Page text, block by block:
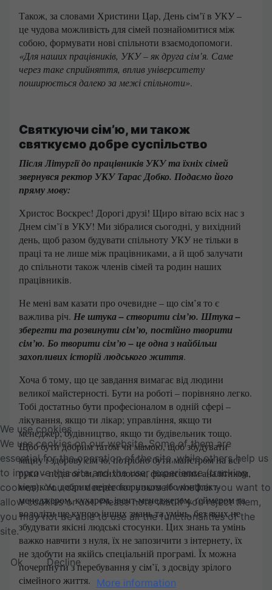
Також, за словами Христини Цар, День сімʼї в УКУ –
це чудова можливість для сімей познайомитися між
собою, формувати нові спільноти взаємодопомоги.
«Для наших працівників, УКУ – як друга сім’я. Саме
через таке сприйняття, вплив університету
поширюється далеко за межі спільноти».
Святкуючи сім’ю, ми також
святкуємо добре суспільство
Після Літургії до працівників УКУ та їхніх сімей
звернувся ректор УКУ Тарас Добко. Подаємо його
пряму мову:
Христос Воскрес! Дорогі друзі! Щиро вітаю всіх нас з
Днем сім’ї в УКУ! Ми зібралися сьогодні, у вихідний
день, щоб разом будувати спільноту УКУ не тільки в
праці та не лише між працівниками, а й щоб залучати
до спільноти також членів сімей та родин наших
працівників.
Не мені вам казати про очевидне – що сім’я то є
важлива річ. Не штука – створити сім’ю. Штука –
зберегти та розвинути сім’ю, постійно творити
сім’ю. Бо творити сім’ю – це одна з найбільш
захопливих історій людського життя.
Хоча б тому, що це завдання вимагає від людини
великої майстерності. Бути на роботі – порівняно легко.
Тобі достатньо бути професіоналом в одній сфері –
лікування, якщо ти лікар; управління, якщо ти
менеджер; будівництво, якщо ти будівельник тощо.
Щоб бути добрим татом чи мамою, щоб збудувати
міцну і здорову сім’ю, потрібно бути майстром на всі
руки – педагогом, психологом, фінансовим аналітиком,
медиком, добрим переговорником або конфлікт-
менеджером, кухарем, івент-менеджером, ґеймером та
володіти ще купою інших знань та умінь, без яких не
збудувати якісні людські стосунки. Цих знань та умінь
важко навчити з нуля, їх не запозичити з інтернету, їх
не здобути на якійсь спеціальній програмі. Їх можна
почерпнути з перебування у сім’ї, з досвіду зрілого
сімейного життя.
We use cookies
We use cookies on our website. Some of them are
essential for the operation of the site, while others help us
to improve this site and the user experience (tracking
cookies). You can decide for yourself whether you want to
allow cookies or not. Please note that if you reject them,
you may not be able to use all the functionalities of the
site.
Ok
Decline
More information